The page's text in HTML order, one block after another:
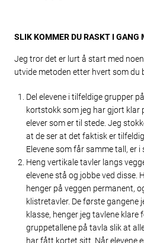
SLIK KOMMER DU RASKT I GANG
Jeg tror det er lurt å start med
utvide metoden etter hvert som du
Del elevene i tilfeldige grupper
kortstokk som jeg har gjort
elever som er til stede. Jeg
at de ser at det faktisk er
Elevene som får samme tall, er i
Heng vertikale tavler langs
elevene stå og jobbe ved disse.
henger på veggen permanent,
klistretavler. De første gangene
klasse, henger jeg tavlene klare
gruppetallene på tavla slik at
har fått kortet sitt. Når elevene